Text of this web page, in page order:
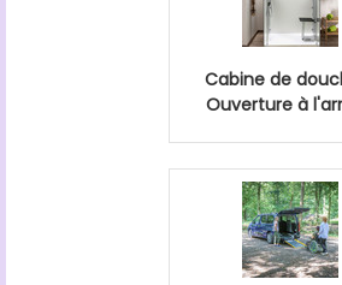
Cabine de
Ouverture à